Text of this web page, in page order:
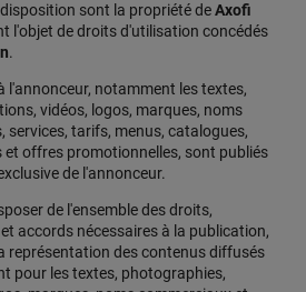
sont la propriété deAxofi
l'objet de droits d'utilisation concédés
.
l'annonceur, notamment les textes,
vidéos, logos, marques, noms
services, tarifs, menus, catalogues,
et offres promotionnelles, sont publiés
de l'annonceur.
de l'ensemble des droits,
accords nécessaires à la publication,
représentation des contenus diffusés
pour les textes, photographies,